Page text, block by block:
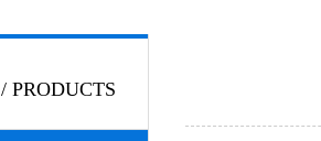
/ PRODUCTS